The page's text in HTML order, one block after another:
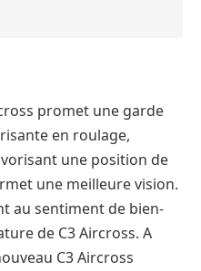
promet une garde
en roulage,
une position de
une meilleure vision.
au sentiment de bien-
de C3 Aircross. A
C3 Aircross